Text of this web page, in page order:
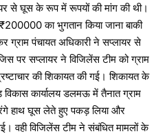
से घूस के रूप में रूपयों की मांग की थी।
का भुगतान किया जाना बाकी
ग्राम पंचायत अधिकारी ने सप्लायर से
पर सप्लायर ने विजिलेंस टीम को ग्राम
की शिकायत की गई। शिकायत के
कार्यालय डलमऊ में तैनात ग्राम
हाथ घूस लेते हुए पकड़ लिया और
वही विजिलेंस टीम ने संबंधित मामलों के